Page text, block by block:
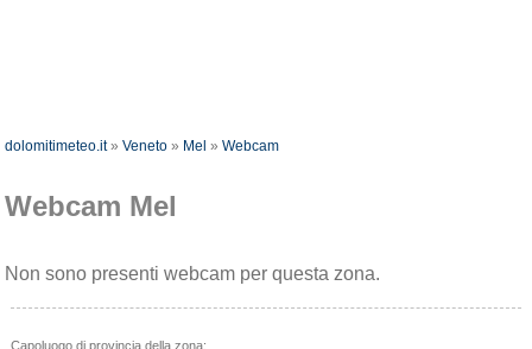
dolomitimeteo.it»Veneto » Mel »Webcam
Webcam Mel
Non sono presenti webcam per questa zona.
Capoluogo di provincia della zona: